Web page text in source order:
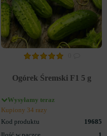
Ogórek Śremski F1 5 g
Wysyłamy teraz
Kupiony 34 razy
Kod produktu
19685